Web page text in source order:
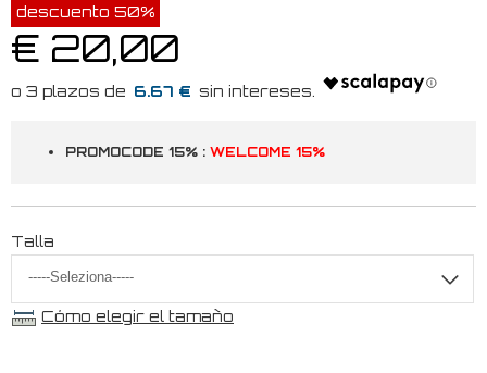
descuento 50%
€ 20,00
6.67 €
PROMOCODE 15% : WELCOME 15%
Talla
Cómo elegir el tamaño